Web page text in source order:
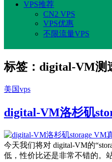
VPS推荐
CN2 VPS
VPS优惠
不限流量VPS
标签：digital-VM测
美国vps
digital-VM洛杉矶
今天我们将对 digital-VM的
低，性价比还是非常不错的。